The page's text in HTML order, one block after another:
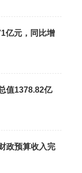
亿元，同比增
值1378.82亿
政预算收入完